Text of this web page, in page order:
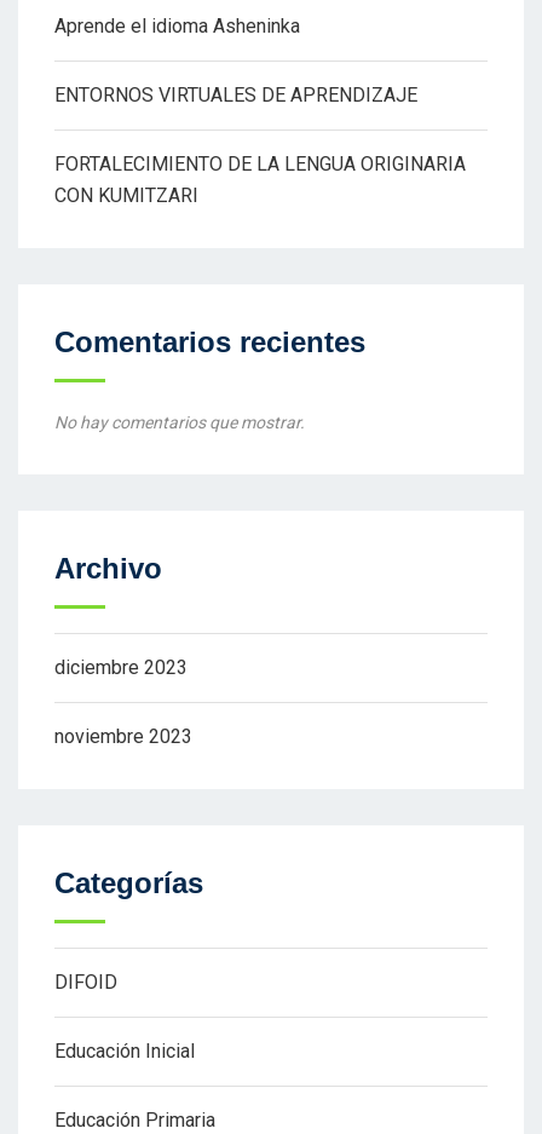
Aprende el idioma Asheninka
ENTORNOS VIRTUALES DE APRENDIZAJE
FORTALECIMIENTO DE LA LENGUA ORIGINARIA
CON KUMITZARI
Comentarios recientes
No hay comentarios que mostrar.
Archivo
diciembre 2023
noviembre 2023
Categorías
DIFOID
Educación Inicial
Educación Primaria